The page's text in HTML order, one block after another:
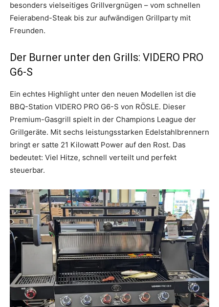
besonders vielseitiges Grillvergnügen – vom schnellen
Feierabend-Steak bis zur aufwändigen Grillparty mit
Freunden.
Der Burner unter den Grills: VIDERO PRO
G6-S
Ein echtes Highlight unter den neuen Modellen ist die
BBQ-Station VIDERO PRO G6-S von RÖSLE. Dieser
Premium-Gasgrill spielt in der Champions League der
Grillgeräte. Mit sechs leistungsstarken Edelstahlbrennern
bringt er satte 21 Kilowatt Power auf den Rost. Das
bedeutet: Viel Hitze, schnell verteilt und perfekt
steuerbar.